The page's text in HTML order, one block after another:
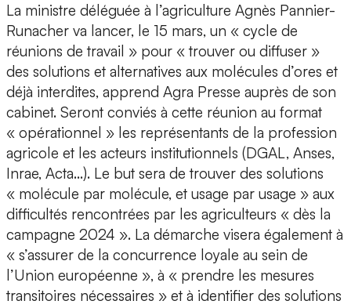
La ministre déléguée à l’agriculture Agnès Pannier-
Runacher va lancer, le 15 mars, un « cycle de
réunions de travail » pour « trouver ou diffuser »
des solutions et alternatives aux molécules d’ores et
déjà interdites, apprend Agra Presse auprès de son
cabinet. Seront conviés à cette réunion au format
« opérationnel » les représentants de la profession
agricole et les acteurs institutionnels (DGAL, Anses,
Inrae, Acta…). Le but sera de trouver des solutions
« molécule par molécule, et usage par usage » aux
difficultés rencontrées par les agriculteurs « dès la
campagne 2024 ». La démarche visera également à
« s’assurer de la concurrence loyale au sein de
l’Union européenne », à « prendre les mesures
transitoires nécessaires » et à identifier des solutions